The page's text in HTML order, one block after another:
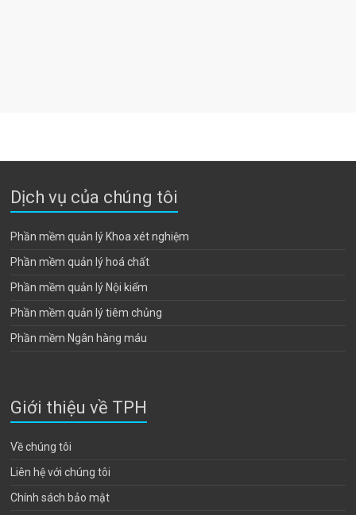
Dịch vụ của chúng tôi
Phần mềm quản lý Khoa xét nghiệm
Phần mềm quản lý hoá chất
Phần mềm quản lý Nội kiểm
Phần mềm quản lý tiêm chủng
Phần mềm Ngân hàng máu
Giới thiệu về TPH
Về chúng tôi
Liên hệ với chúng tôi
Chính sách bảo mật